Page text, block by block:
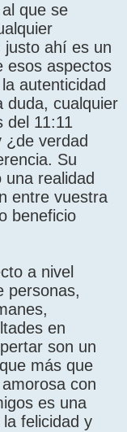
que se
justo ahí es un
esos aspectos
autenticidad
duda, cualquier
del 11:11
¿de verdad
Su
realidad
entre vuestra
beneficio
a nivel
personas,
en
son un
más que
con
es una
felicidad y